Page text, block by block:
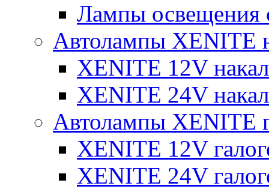
Лампы освещения
Автолампы XENITE
XENITE 12V
XENITE 24V
Автолампы XENITE
XENITE 12V
XENITE 24V